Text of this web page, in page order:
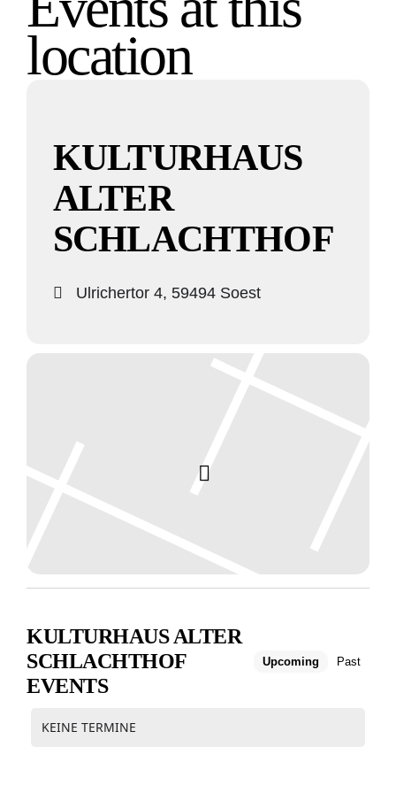
location
KULTURHAUS
ALTER
SCHLACHTHOF
Ulrichertor 4, 59494 Soest
KULTURHAUS ALTER
SCHLACHTHOF
EVENTS
Upcoming Past
KEINE TERMINE